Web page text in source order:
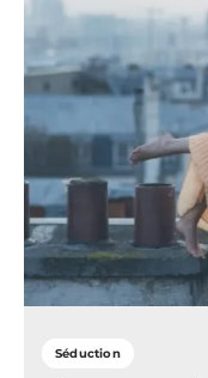
Séduction